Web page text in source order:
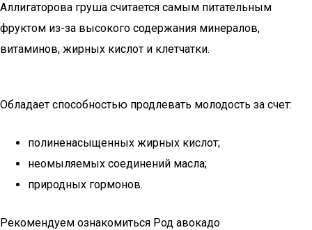
Аллигаторова груша считается самым питательным
фруктом из-за высокого содержания минералов,
витаминов, жирных кислот и клетчатки.
Обладает способностью продлевать молодость за счет:
полиненасыщенных жирных кислот;
неомыляемых соединений масла;
природных гормонов.
Рекомендуем ознакомиться Род авокадо